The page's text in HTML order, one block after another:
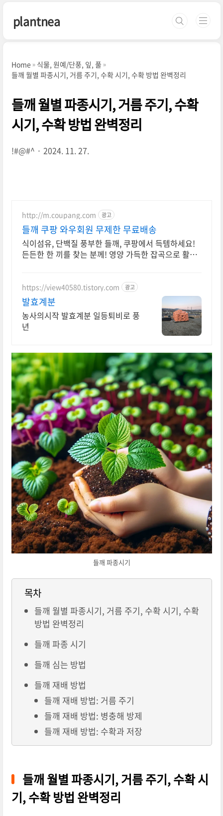
plantnea
Home
식물, 원예/단풍, 잎, 풀
들깨 월별 파종시기, 거름 주기, 수확 시기, 수확 방법 완벽정리
들깨 월별 파종시기, 거름 주기, 수확
시기, 수확 방법 완벽정리
!#@#^ 2024. 11. 27.
http://m.coupang.com 광고
들깨 쿠팡 와우회원 무제한 무료배송
식이섬유, 단백질 풍부한 들깨, 쿠팡에서 득템하세요!
든든한 한 끼를 찾는 분께! 영양 가득한 잡곡으로 활기
https://view40580.tistory.com 광고
발효계분
농사의시작 발효계분 일등퇴비로 풍
년
들깨 파종시기
목차
들깨 월별 파종시기, 거름 주기, 수확 시기, 수확
방법 완벽정리
들깨 파종 시기
들깨 심는 방법
들깨 재배 방법
들깨 재배 방법: 거름 주기
들깨 재배 방법: 병충해 방제
들깨 재배 방법: 수확과 저장
들깨 월별 파종시기, 거름 주기, 수확 시
기, 수확 방법 완벽정리